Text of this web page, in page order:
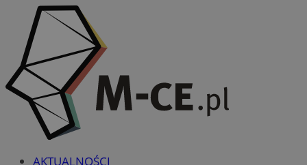
AKTUALNOŚCI